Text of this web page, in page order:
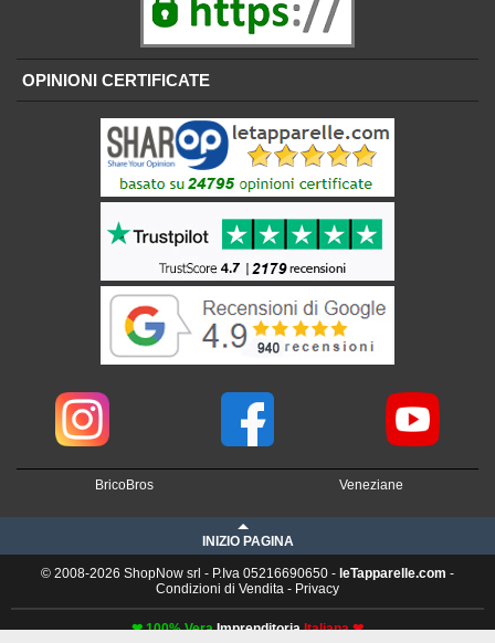
OPINIONI CERTIFICATE
BricoBros Veneziane
INIZIO PAGINA
© 2008-2026 ShopNow srl - P.Iva 05216690650 - leTapparelle.com -
Condizioni di Vendita - Privacy
❤ 100% VeraImprenditoriaItaliana ❤